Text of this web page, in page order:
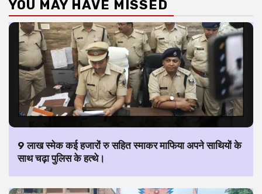
YOU MAY HAVE MISSED
9 लाख स्मेक कई हजारों रु सहित स्माकर माफिया अपने साथियों के
साथ चढ़ा पुलिस के हत्थे।